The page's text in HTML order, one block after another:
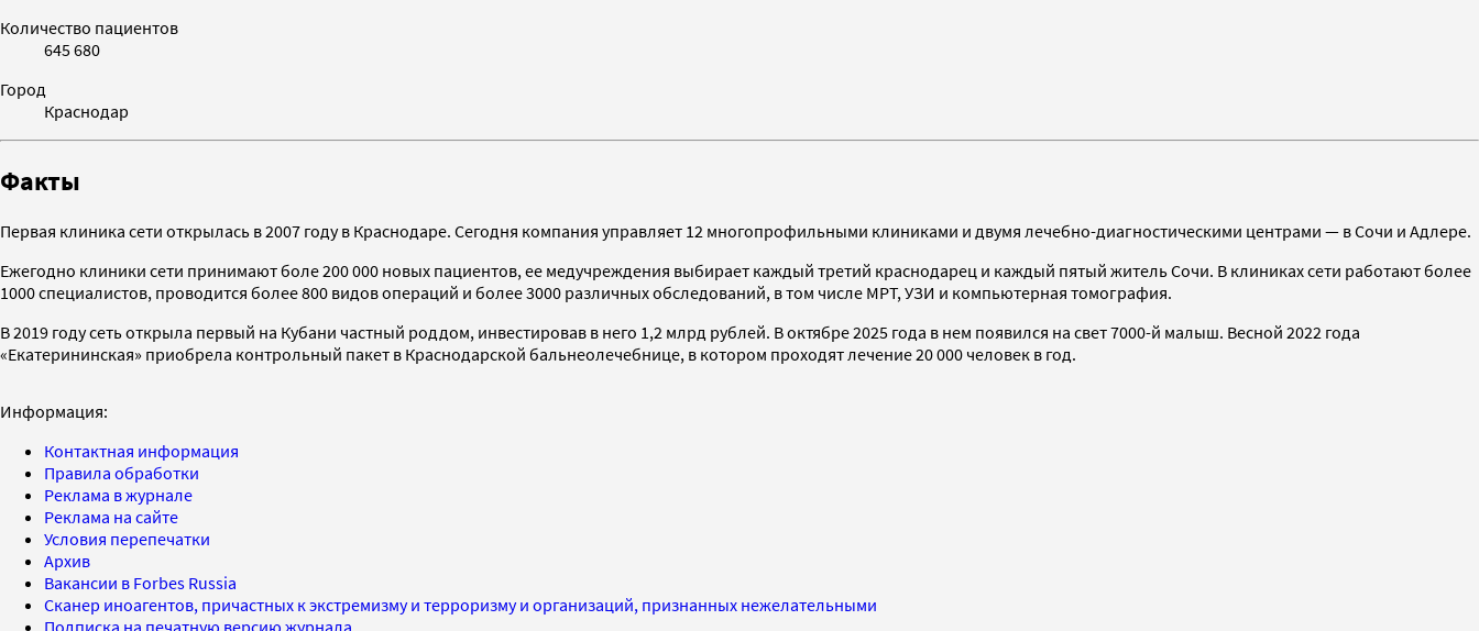
Количество пациентов
645 680
Город
Краснодар
Факты
Первая клиника сети открылась в 2007 году в Краснодаре. Сегодня компания управляет 12 многопрофильными клиниками и двумя лечебно-диагностическими центрами — в Сочи и Адлере.
Ежегодно клиники сети принимают боле 200 000 новых пациентов, ее медучреждения выбирает каждый третий краснодарец и каждый пятый житель Сочи. В клиниках сети работают более
1000 специалистов, проводится более 800 видов операций и более 3000 различных обследований, в том числе МРТ, УЗИ и компьютерная томография.
В 2019 году сеть открыла первый на Кубани частный роддом, инвестировав в него 1,2 млрд рублей. В октябре 2025 года в нем появился на свет 7000-й малыш. Весной 2022 года
«Екатерининская» приобрела контрольный пакет в Краснодарской бальнеолечебнице, в котором проходят лечение 20 000 человек в год.
Информация:
Контактная информация
Правила обработки
Реклама в журнале
Реклама на сайте
Условия перепечатки
Архив
Вакансии в Forbes Russia
Сканер иноагентов, причастных к экстремизму и терроризму и организаций, признанных нежелательными
Подписка на печатную версию журнала